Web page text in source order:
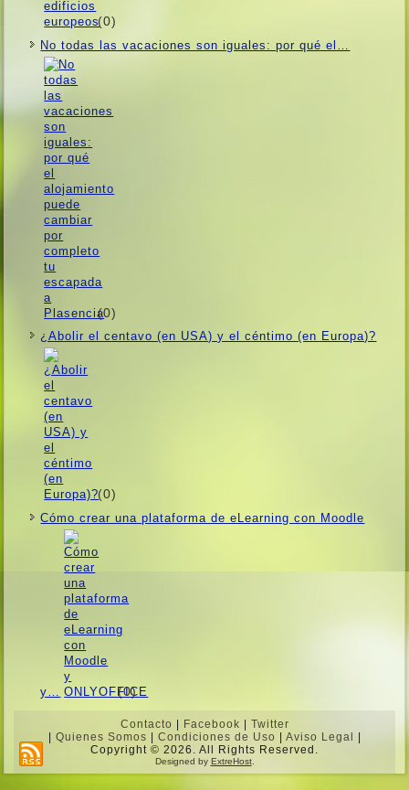
(0)
No todas las vacaciones son iguales: por qué el…
(0)
¿Abolir el centavo (en USA) y el céntimo (en Europa)?
(0)
Cómo crear una plataforma de eLearning con Moodle
y… (0)
Contacto | Facebook | Twitter
| Quienes Somos | Condiciones de Uso | Aviso Legal |
Copyright © 2026. All Rights Reserved.
Designed by ExtreHost.